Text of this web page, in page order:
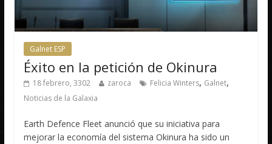
Galnet ESP
Éxito en la petición de Okinura
18 febrero, 3302 zaroca Felicia Winters, Galnet,
Noticias de la Galaxia
Earth Defence Fleet anunció que su iniciativa para
mejorar la economía del sistema Okinura ha sido un